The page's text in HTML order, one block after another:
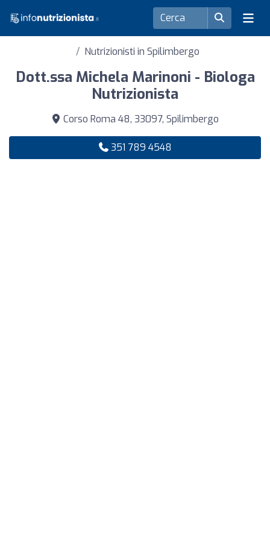
Nutrizionisti in Spilimbergo
Dott.ssa Michela Marinoni - Biologa
Nutrizionista
Corso Roma 48, 33097, Spilimbergo
351 789 4548